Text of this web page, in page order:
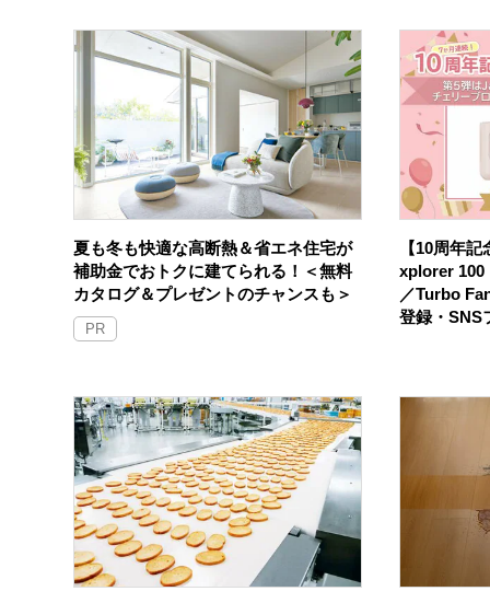
夏も冬も快適な高断熱＆省エネ住宅が
補助金でおトクに建てられる！＜無料
カタログ＆プレゼントのチャンスも＞
PR
【10周年
xplorer 100
／Turbo
登録・SNS